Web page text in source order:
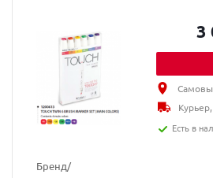
Бренд/
3
Есть в